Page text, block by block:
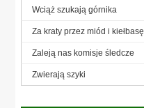
Wciąż szukają górnika
Za kraty przez miód i kiełbasę
Zaleją nas komisje śledcze
Zwierają szyki